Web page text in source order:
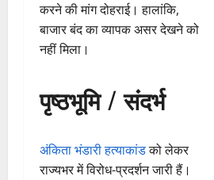
करने की मांग दोहराई। हालांकि,
बाजार बंद का व्यापक असर देखने को
नहीं मिला।
पृष्ठभूमि / संदर्भ
अंकिता भंडारी हत्याकांडको लेकर
राज्यभर में विरोध-प्रदर्शन जारी हैं।